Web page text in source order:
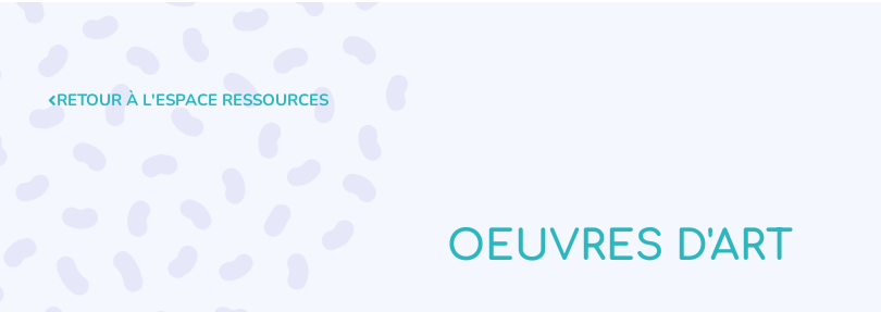
RETOUR À L'ESPACE RESSOURCES
OEUVRES D'ART